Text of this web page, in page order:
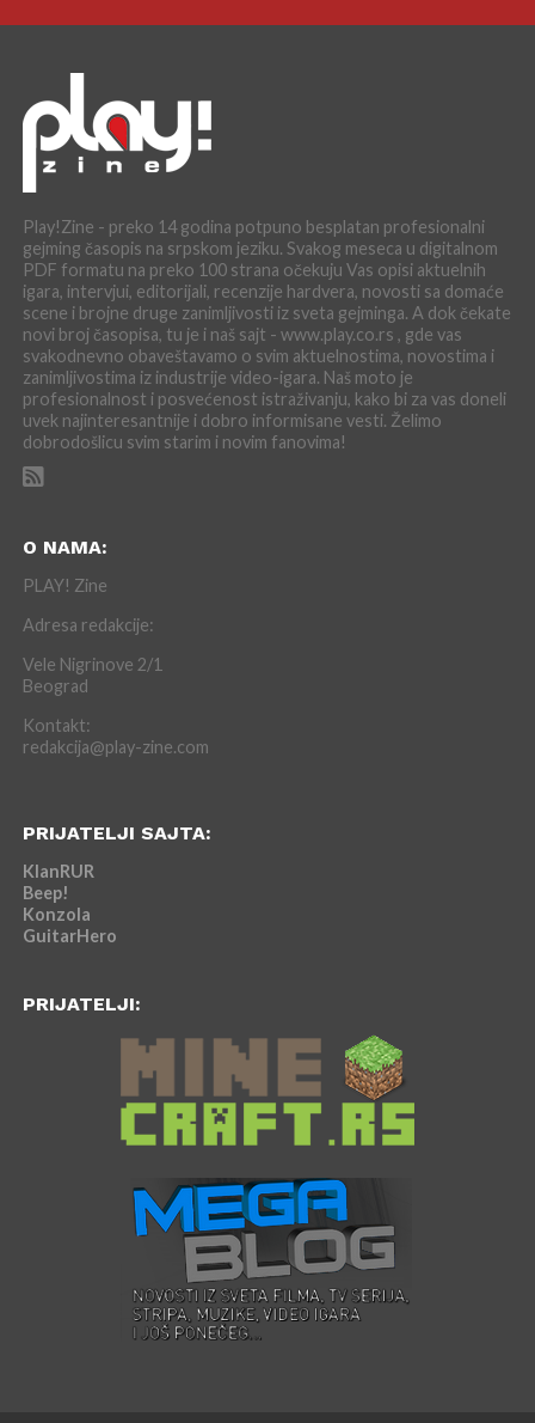
Play!Zine - preko 14 godina potpuno besplatan profesionalni
gejming časopis na srpskom jeziku. Svakog meseca u digitalnom
PDF formatu na preko 100 strana očekuju Vas opisi aktuelnih
igara, intervjui, editorijali, recenzije hardvera, novosti sa domaće
scene i brojne druge zanimljivosti iz sveta gejminga. A dok čekate
novi broj časopisa, tu je i naš sajt - www.play.co.rs , gde vas
svakodnevno obaveštavamo o svim aktuelnostima, novostima i
zanimljivostima iz industrije video-igara. Naš moto je
profesionalnost i posvećenost istraživanju, kako bi za vas doneli
uvek najinteresantnije i dobro informisane vesti. Želimo
dobrodošlicu svim starim i novim fanovima!
O NAMA:
PLAY! Zine
Adresa redakcije:
Vele Nigrinove 2/1
Beograd
Kontakt:
redakcija@play-zine.com
PRIJATELJI SAJTA:
KlanRUR
Beep!
Konzola
GuitarHero
PRIJATELJI: